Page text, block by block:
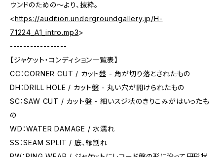
ウンドのための〜より、抜粋。
<https://audition.undergroundgallery.jp/H-
71224_A1_intro.mp3>
-----------------
【ジャケット・コンディション一覧表】
CC：CORNER CUT / カット盤 - 角が切り落とされたもの
DH：DRILL HOLE / カット盤 - 丸い穴が開けられたもの
SC：SAW CUT / カット盤 - 細いスジ状のきりこみがはいったも
の
WD：WATER DAMAGE / 水濡れ
SS：SEAM SPLIT / 底、縁割れ